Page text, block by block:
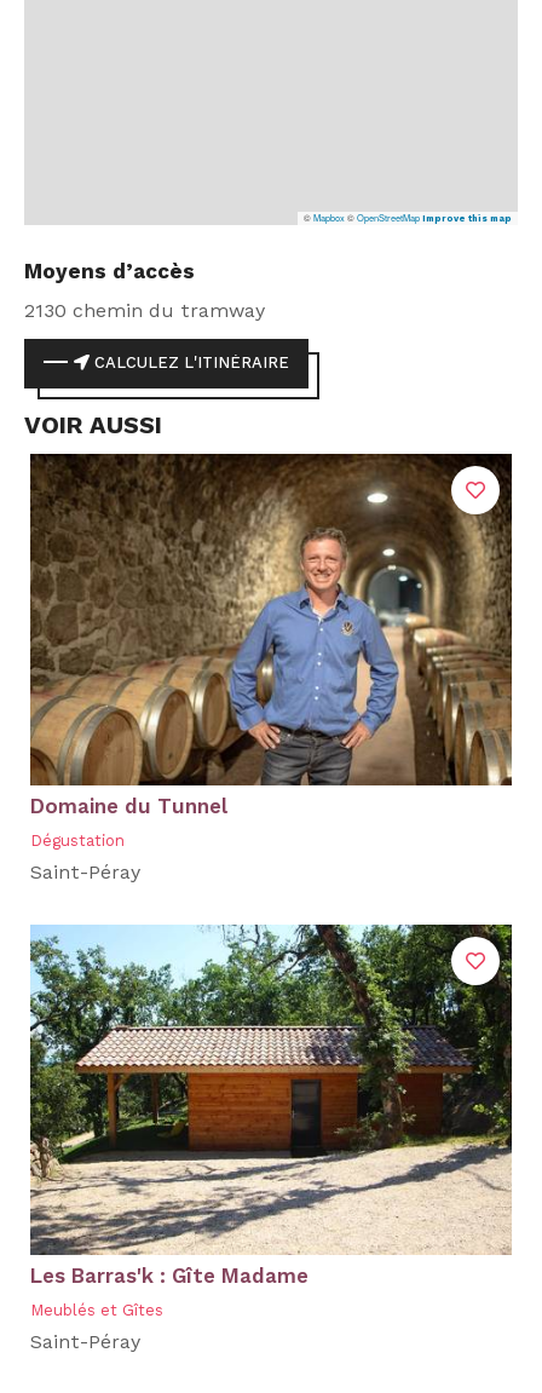
©Mapbox©OpenStreetMap Improve this map
Moyens d’accès
2130 chemin du tramway
CALCULEZ L'ITINÉRAIRE
VOIR AUSSI
Domaine du Tunnel
Dégustation
Saint-Péray
Les Barras'k : Gîte Madame
Meublés et Gîtes
Saint-Péray